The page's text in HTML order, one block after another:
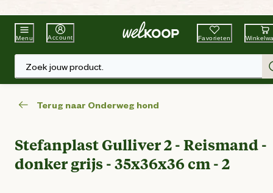
Beste WinkelketenTuin & Dier
Menu Account Favorieten
Zoek jouw product.
Terug naar Onderweg hond
Stefanplast Gulliver 2 - Reismand -
donker grijs - 35x36x36 cm - 2